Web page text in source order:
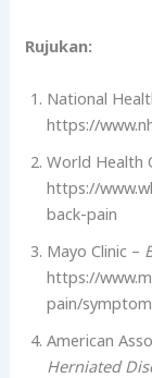
Rujukan:
National
https://
World Health
https://
back-pain
Mayo Clinic –
https://
pain/
American
Herniated